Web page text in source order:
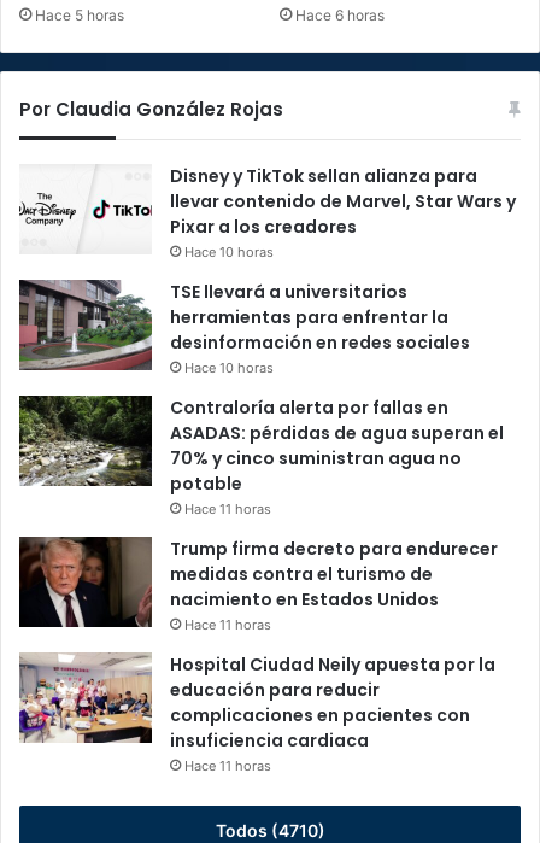
Hace 5 horas Hace 6 horas
Por Claudia González Rojas
Disney y TikTok sellan alianza para
llevar contenido de Marvel, Star Wars y
Pixar a los creadores
Hace 10 horas
TSE llevará a universitarios
herramientas para enfrentar la
desinformación en redes sociales
Hace 10 horas
Contraloría alerta por fallas en
ASADAS: pérdidas de agua superan el
70% y cinco suministran agua no
potable
Hace 11 horas
Trump firma decreto para endurecer
medidas contra el turismo de
nacimiento en Estados Unidos
Hace 11 horas
Hospital Ciudad Neily apuesta por la
educación para reducir
complicaciones en pacientes con
insuficiencia cardiaca
Hace 11 horas
Todos (4710)